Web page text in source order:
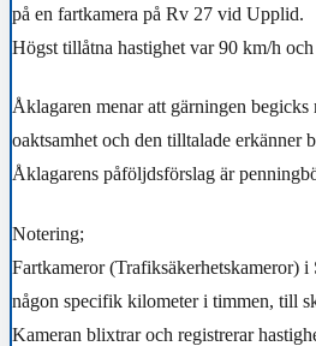
på en fartkamera på Rv 27 vid Upplid.
Högst tillåtna hastighet var 90 km/h
Åklagaren menar att gärningen begicks
oaktsamhet och den tilltalade erkänner
Åklagarens påföljdsförslag är
Notering;
Fartkameror (Trafiksäkerhetskameror) i
någon specifik kilometer i timmen, till
Kameran blixtrar och registrerar